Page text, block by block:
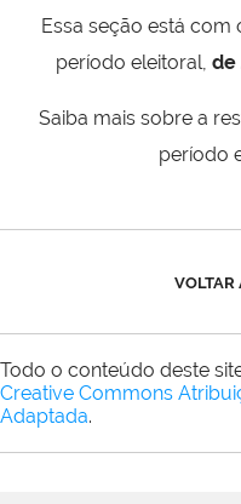
Essa seção está
período eleitoral, de
Saiba mais sobre a
período
VOLTAR
Todo o conteúdo deste
Creative Commons
Adaptada.